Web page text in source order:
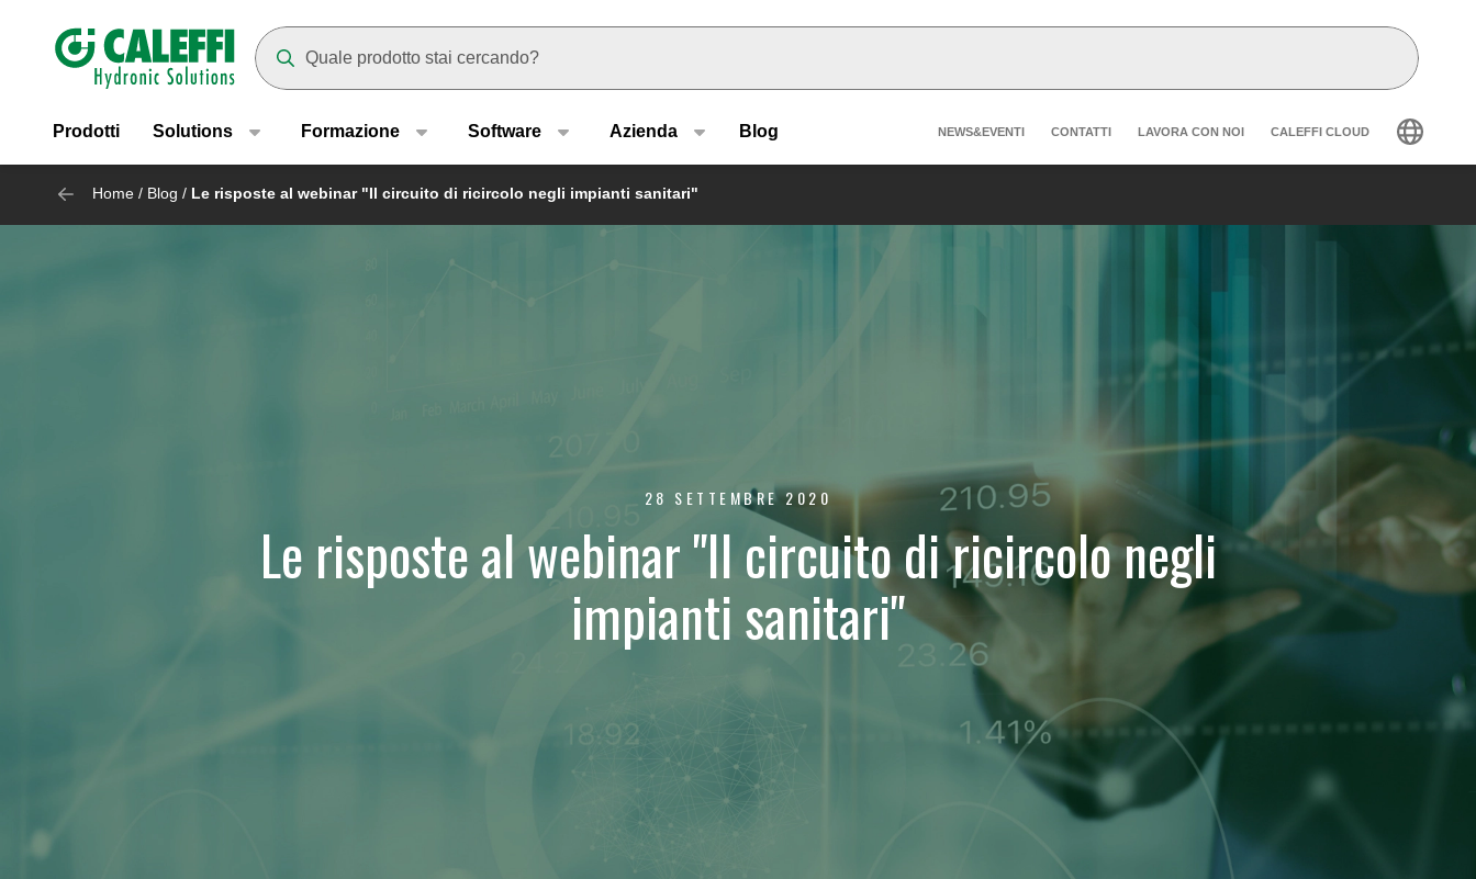
Header main navigation
Prodotti Solutions Formazione Software Azienda Blog Header secondary navigation
NEWS&EVENTI CONTATTI LAVORA CON NOI CALEFFI CLOUD
Home / Blog / Le risposte al webinar "Il circuito di ricircolo negli impianti sanitari"
28 SETTEMBRE 2020
Le risposte al webinar "Il circuito di ricircolo negli
impianti sanitari"